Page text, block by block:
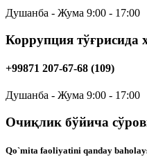
Душанба - Жума 9:00 - 17:00
Коррупция тўғрисида
+99871 207-67-68 (109)
Душанба - Жума 9:00 - 17:00
Очиқлик бўйича
Qo`mita faoliyatini qanday